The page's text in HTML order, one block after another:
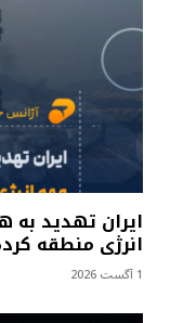
ایران تهدید به
انرژی منطقه
1 آگست 2026